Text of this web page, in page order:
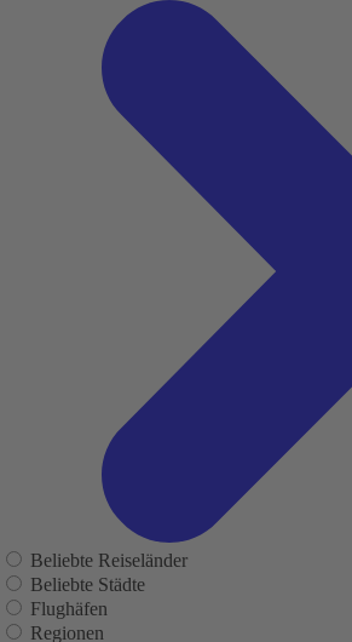
Beliebte Reiseländer
Beliebte Städte
Flughäfen
Regionen